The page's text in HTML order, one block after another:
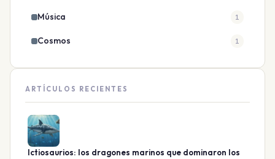
Música 1
Cosmos 1
ARTÍCULOS RECIENTES
Ictiosaurios: los dragones marinos que dominaron los